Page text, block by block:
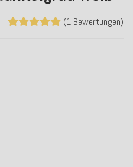
(1 Bewertungen)